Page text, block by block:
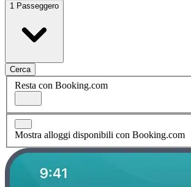
1 Passeggero
Cerca
Resta con Booking.com
Mostra alloggi disponibili con Booking.com